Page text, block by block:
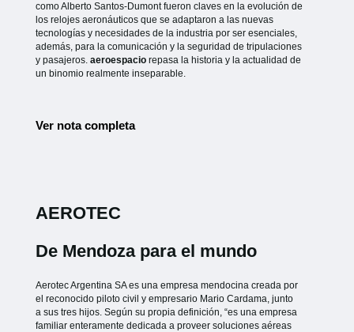
como Alberto Santos-Dumont fueron claves en la evolución de
los relojes aeronáuticos que se adaptaron a las nuevas
tecnologías y necesidades de la industria por ser esenciales,
además, para la comunicación y la seguridad de tripulaciones
y pasajeros. aeroespacio repasa la historia y la actualidad de
un binomio realmente inseparable.
Ver nota completa
AEROTEC
De Mendoza para el mundo
Aerotec Argentina SA es una empresa mendocina creada por
el reconocido piloto civil y empresario Mario Cardama, junto
a sus tres hijos. Según su propia definición, “es una empresa
familiar enteramente dedicada a proveer soluciones aéreas